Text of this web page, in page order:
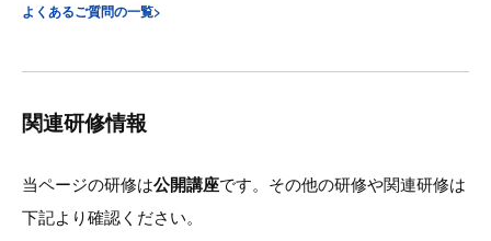
よくあるご質問の一覧>
関連研修情報
当ページの研修は公開講座です。その他の研修や関連研修は
下記より確認ください。